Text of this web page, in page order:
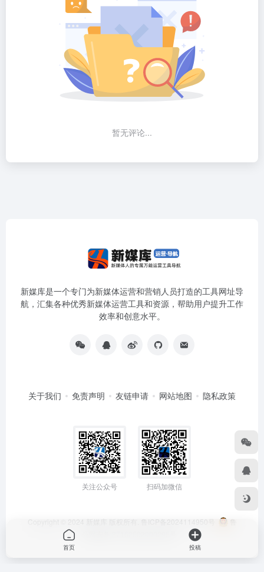
暂无评论...
新媒库是一个专门为新媒体运营和营销人员打造的工具网址导
航，汇集各种优秀新媒体运营工具和资源，帮助用户提升工作
效率和创意水平。
关于我们 免责声明 友链申请 网站地图 隐私政策
关注公众号 扫码加微信
Copyright © 2024 新媒库 版权所有. 鲁ICP备2024114950号
鲁
首页 投稿